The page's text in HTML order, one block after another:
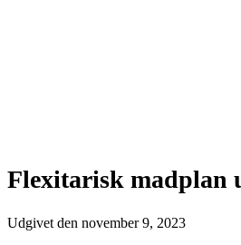
Flexitarisk madplan
Udgivet den november 9, 2023